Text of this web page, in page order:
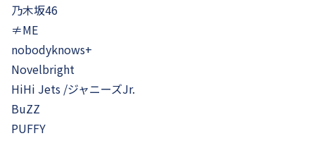
乃木坂46
≠ME
nobodyknows+
Novelbright
HiHi Jets /ジャニーズJr.
BuZZ
PUFFY